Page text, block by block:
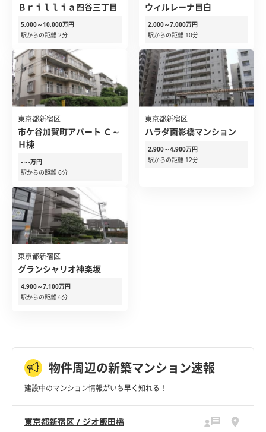
Ｂｒｉｌｌｉａ四谷三丁目
5,000～10,000万円
駅からの距離 2分
ウィルレーナ目白
2,000～7,000万円
駅からの距離 10分
東京都新宿区
市ケ谷加賀町アパート Ｃ～
Ｈ棟
-～-万円
駅からの距離 6分
東京都新宿区
ハラダ面影橋マンション
2,900～4,900万円
駅からの距離 12分
東京都新宿区
グランシャリオ神楽坂
4,900～7,100万円
駅からの距離 6分
物件周辺の新築マンション速報
建設中のマンション情報がいち早く知れる！
東京都新宿区 / ジオ飯田橋